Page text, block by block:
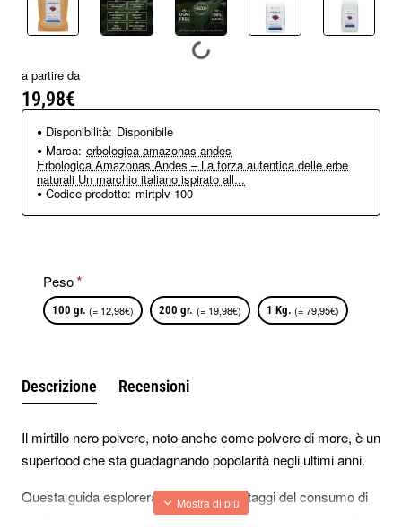
a partire da
19,98€
Disponibilità: Disponibile
Marca: erbologica amazonas andes
Erbologica Amazonas Andes – La forza autentica delle erbe
naturali Un marchio italiano ispirato all...
Codice prodotto: mirtplv-100
Peso
100 gr. (= 12,98€) 200 gr. (= 19,98€) 1 Kg. (= 79,95€)
Descrizione Recensioni
Il mirtillo nero polvere, noto anche come polvere di more, è un
superfood che sta guadagnando popolarità negli ultimi anni.
Questa guida esplorerà i numerosi vantaggi del consumo di
mirtillo nero polvere, tra cui una migliore visione, una migliore